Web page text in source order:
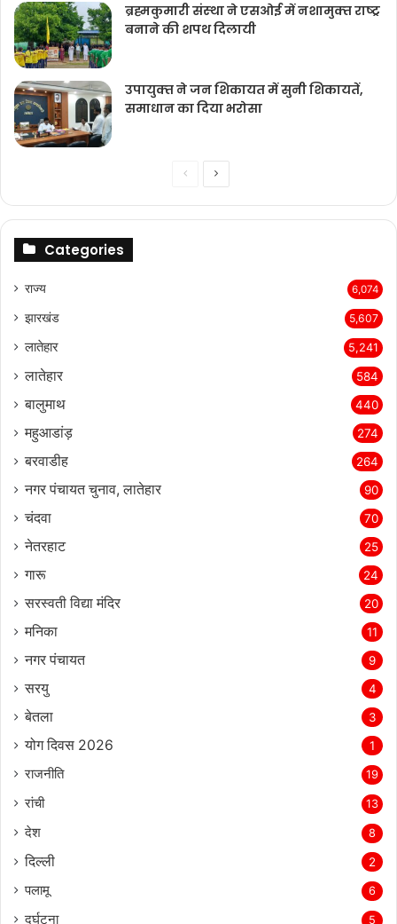
ब्रह्मकुमारी संस्‍था ने एसओई में नशामुक्‍त राष्‍ट्र
बनाने की शपथ दिलायी
उपायुक्‍त ने जन शिकायत में सुनी शिकायतें,
समाधान का दिया भरोसा
PreviousNext
Categories
राज्‍य 6,074
झारखंड 5,607
लातेहार 5,241
लातेहार 584
बालुमाथ 440
महुआडांड़ 274
बरवाडीह 264
नगर पंचायत चुनाव, लातेहार 90
चंदवा 70
नेतरहाट 25
गारू 24
सरस्‍वती विद्या मंदिर 20
मनिका 11
नगर पंचायत 9
सरयु 4
बेतला 3
योग दिवस 2026 1
राजनीति 19
रांची 13
देश 8
दिल्‍ली 2
पलामू 6
दुर्घटना 5